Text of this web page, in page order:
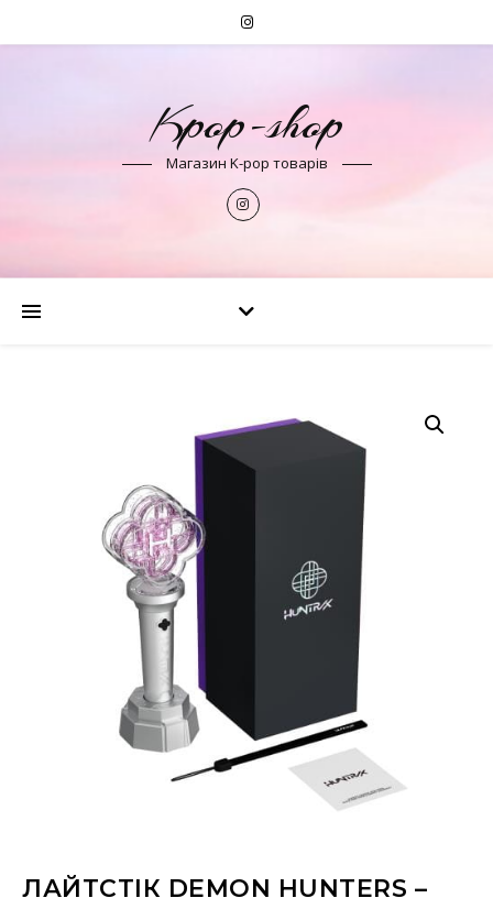
Kpop-shop
Магазин K-pop товарів
ЛАЙТСТІК DEMON HUNTERS –